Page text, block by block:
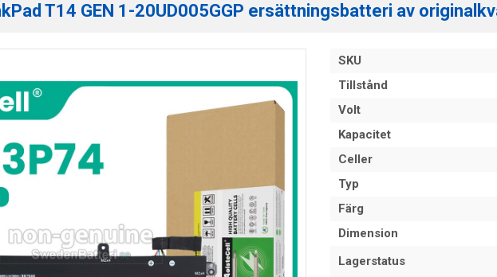
T14 GEN 1-20UD005GGP ersättningsbatteri av
SKU
Tillstånd
Volt
Kapacitet
Celler
Typ
Färg
Dimension
Lagerstatus